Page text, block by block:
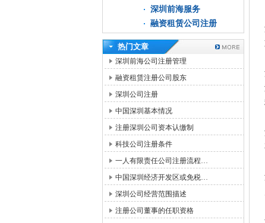
深圳前海服务
融资租赁公司注册
热门文章
深圳前海公司注册管理
融资租赁注册公司股东
深圳公司注册
中国深圳基本情况
注册深圳公司资本认缴制
科技公司注册条件
一人有限责任公司注册流程…
中国深圳经济开发区或免税…
深圳公司经营范围描述
注册公司董事的任职资格